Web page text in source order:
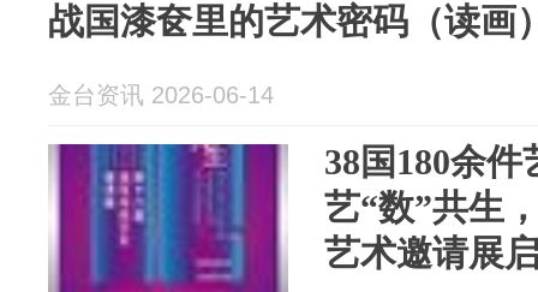
战国漆奁里的艺术密码（读画
金台资讯 2026-06-14
38国180余
艺“数”共生
艺术邀请展